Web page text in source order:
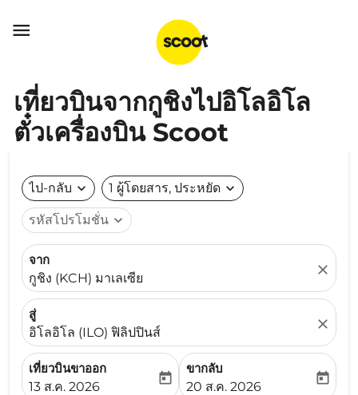

เที่ยวบินจากกูชิงไปอิโลอิโล
ตั๋วเครื่องบิน Scoot
ไป-กลับ expand_more 1 ผู้โดยสาร, ประหยัด expand_more
รหัสโปรโมชั่น expand_more
จาก
กูชิง (KCH) มาเลเซีย
close
สู่
อิโลอิโล (ILO) ฟิลิปปินส์
close
เที่ยวบินขาออก
fc-booking-departure-date-aria-label
13 ส.ค. 2026
today
ขากลับ
fc-booking-return-date-
20 ส.ค. 2026
today